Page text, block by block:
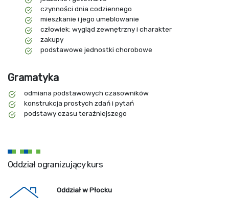
czynności dnia codziennego
mieszkanie i jego umeblowanie
człowiek: wygląd zewnętrzny i charakter
zakupy
podstawowe jednostki chorobowe
Gramatyka
odmiana podstawowych czasowników
konstrukcja prostych zdań i pytań
podstawy czasu teraźniejszego
Oddział ogranizujący kurs
Oddział w Płocku